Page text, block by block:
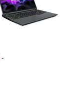
-